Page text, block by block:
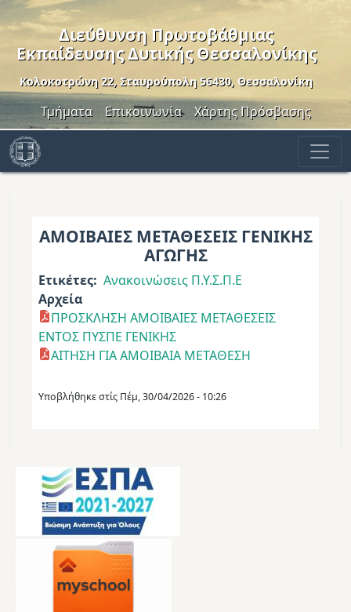
Παράκαμψη προς το κυρίως περιεχόμενο
Διεύθυνση Πρωτοβάθμιας
Εκπαίδευσης Δυτικής Θεσσαλονίκης
Κολοκοτρώνη 22, Σταυρούπολη 56430, Θεσσαλονίκη
Header Menu
Τμήματα Επικοινωνία Χάρτης Πρόσβασης
ΑΜΟΙΒΑΙΕΣ ΜΕΤΑΘΕΣΕΙΣ ΓΕΝΙΚΗΣ
ΑΓΩΓΗΣ
Ετικέτες Ανακοινώσεις Π.Υ.Σ.Π.Ε
Αρχεία
ΠΡΟΣΚΛΗΣΗ ΑΜΟΙΒΑΙΕΣ ΜΕΤΑΘΕΣΕΙΣ
ΕΝΤΟΣ ΠΥΣΠΕ ΓΕΝΙΚΗΣ
ΑΙΤΗΣΗ ΓΙΑ ΑΜΟΙΒΑΙΑ ΜΕΤΑΘΕΣΗ
Υποβλήθηκε στίς Πέμ, 30/04/2026 - 10:26